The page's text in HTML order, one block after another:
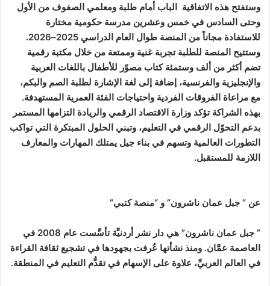
وستفتح هذه الاتفاقية الباب أمام طلبة ومعلمي الصفوف من الأول
وحتى السادس في خمس وعشرين مدرسة حكومية مختارة
للاستفادة مجاناً من المنصة طوال العام الدراسي 2025–2026.
وستتيح المنصة للطلبة تجربة غنية وممتعة من خلال مكتبة رقمية
تضم أكثر من ألف وستمئة كتاب مصوّر للأطفال باللغات العربية
والإنجليزية والفرنسية، إضافة إلى لغة الإشارة لطلبة الصم والبكم،
مع مراعاة الفروقات الفردية واحتياجات الفئة العمرية المستهدفة.
بهذه الشراكة تؤكد وزارة الاقتصاد الرقمي والريادة التزامها المستمر
بدعم التحوّل الرقمي في التعليم، وتبني الحلول المبتكرة التي تواكب
التطورات العالمية وتسهم في بناء جيل يمتلك المهارات والمعارف
اللازمة للمستقبل.
عن ” جبل عمان ناشرون” و “منصة كتبي”
” جبل عمان ناشرون” هي دار نشر أردنيَّة تأسَّست عام 2008 في
العاصمة عمَّان. ومنذ نشأتها عُرفت بجهودها في تشجيع ثقافة القراءة
في العالم العربيِّ، علاوة على الإسهام في تقدُّم التعليم في المنطقة.